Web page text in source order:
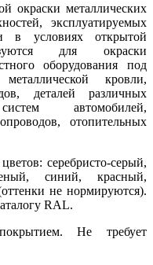
окраски металлических
эксплуатируемых
условиях открытой
для окраски
оборудования под
кровли,
деталей различных
автомобилей,
отопительных
серебристо-серый,
синий, красный,
не нормируются).
RAL.
Не требует